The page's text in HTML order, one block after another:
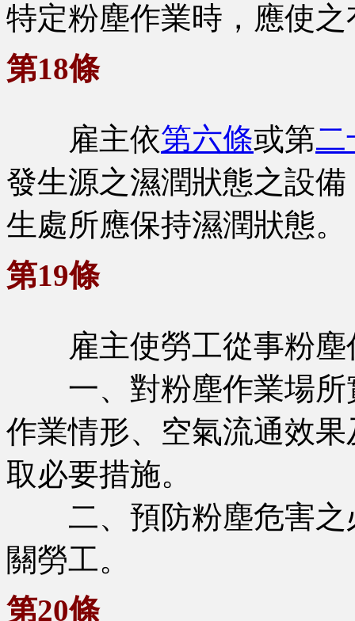
特定粉塵作業時，應使
第18條
雇主依第六條或第二
發生源之濕潤狀態之設
生處所應保持濕潤狀態。
第19條
雇主使勞工從事粉塵
一、對粉塵作業場所
作業情形、空氣流通效
取必要措施。
二、預防粉塵危害之
關勞工。
第20條